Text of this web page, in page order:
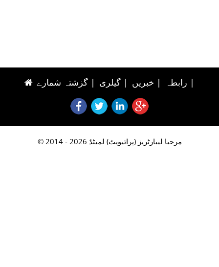
گزشتہ شمارے | گیلری | خبریں | رابطہ |
© 2014 - 2026 مرحبا لیبارٹریز (پرائیویٹ) لمیٹڈ